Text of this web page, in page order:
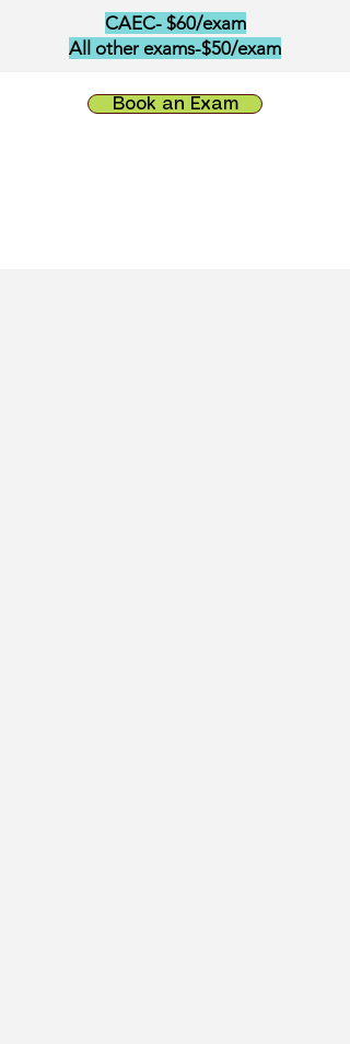
CAEC- $60/exam
All other exams-$50/exam
Book an Exam